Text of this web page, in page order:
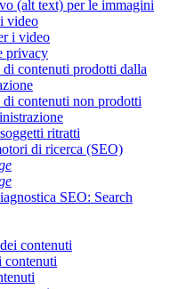
(alt text) per le immagini
video
i video
privacy
contenuti prodotti dalla
contenuti non prodotti
ritratti
di ricerca (SEO)
SEO: Search
contenuti
contenuti